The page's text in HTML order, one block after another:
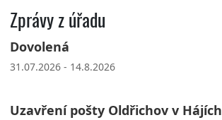
Zprávy z úřadu
Dovolená
31.07.2026 - 14.8.2026
Uzavření pošty Oldřichov v Hájích